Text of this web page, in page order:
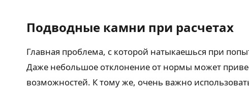
Подводные камни при расчетах
Главная проблема, с которой натыкаешься при
Даже небольшое отклонение от нормы может
возможностей. К тому же, очень важно